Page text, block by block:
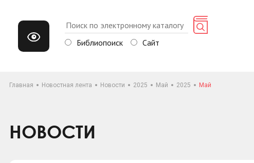
Библиопоиск Сайт
Главная Новостная лента Новости 2025 Май 2025 Май
НОВОСТИ